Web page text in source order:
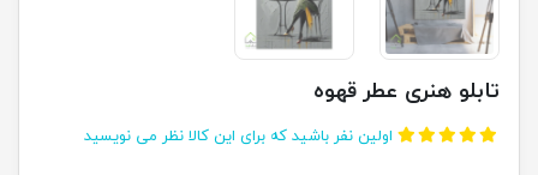
تابلو هنری عطر قهوه
اولین نفر باشید که برای این کالا نظر می نویسید